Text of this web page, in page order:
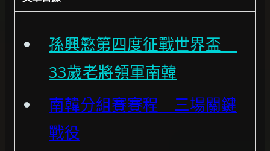
孫興慜第四度征戰世界盃
33歲老將領軍南韓
南韓分組賽賽程 三場關鍵
戰役